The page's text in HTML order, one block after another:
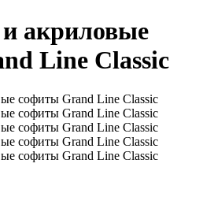
акриловые
Line Classic